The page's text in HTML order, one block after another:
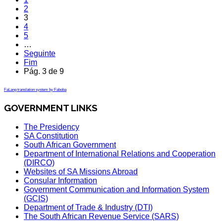
2
3
4
5
…
Seguinte
Fim
Pág. 3 de 9
FaLang translation system by Faboba
GOVERNMENT LINKS
The Presidency
SA Constitution
South African Government
Department of International Relations and Cooperation
(DIRCO)
Websites of SA Missions Abroad
Consular Information
Government Communication and Information System
(GCIS)
Department of Trade & Industry (DTI)
The South African Revenue Service (SARS)